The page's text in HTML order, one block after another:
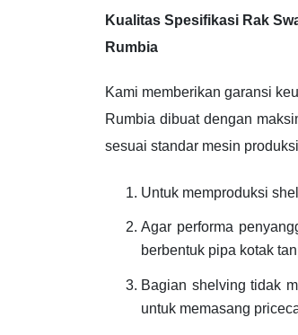
Kualitas Spesifikasi Rak
Rumbia
Kami memberikan garansi
Rumbia dibuat dengan
sesuai standar mesin
Untuk memproduksi
Agar performa
berbentuk pipa kotak
Bagian shelving tidak
untuk memasang